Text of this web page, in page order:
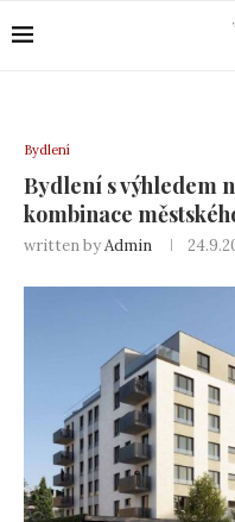
Bydlení
Bydlení s výhledem
kombinace
written byAdmin